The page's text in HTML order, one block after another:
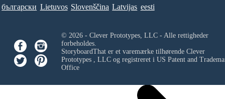
български Lietuvos Slovenščina Latvijas eesti
© 2026 - Clever Prototypes, LLC - Alle rettigheder
forbeholdes.
StoryboardThat er et varemærke tilhørende Clever
Prototypes , LLCog registreret i US Patent and
Office